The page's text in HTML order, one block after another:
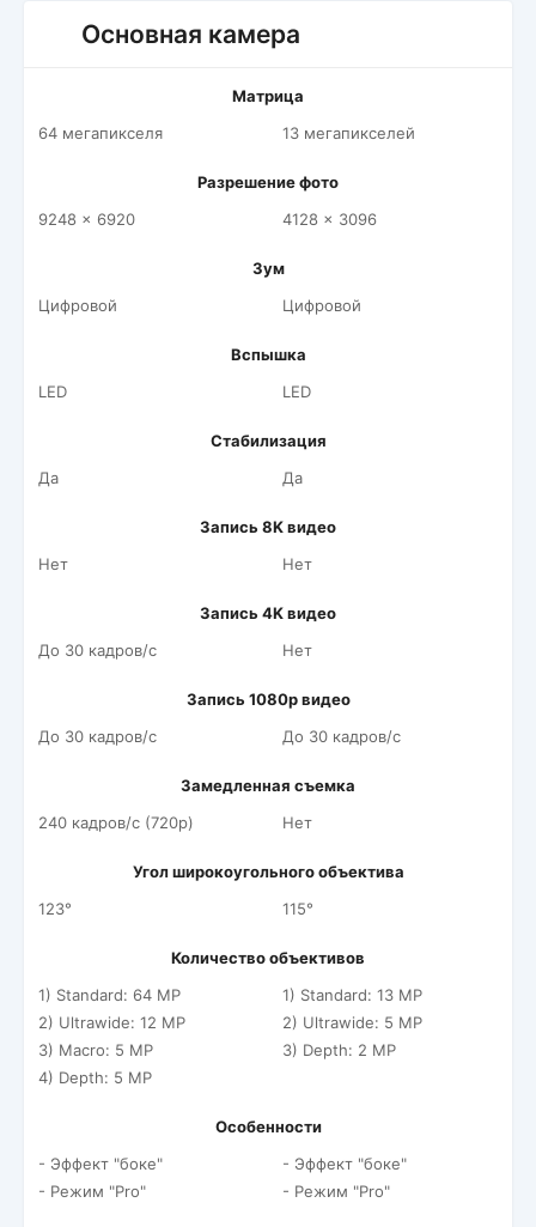
Основная камера
Матрица
64 мегапикселя
13 мегапикселей
Разрешение фото
9248 x 6920
4128 x 3096
Зум
Цифровой
Цифровой
Вспышка
LED
LED
Стабилизация
Да
Да
Запись 8K видео
Нет
Нет
Запись 4K видео
До 30 кадров/c
Нет
Запись 1080p видео
До 30 кадров/c
До 30 кадров/c
Замедленная съемка
240 кадров/c (720p)
Нет
Угол широкоугольного объектива
123°
115°
Количество объективов
1) Standard: 64 MP
2) Ultrawide: 12 MP
3) Macro: 5 MP
4) Depth: 5 MP
1) Standard: 13 MP
2) Ultrawide: 5 MP
3) Depth: 2 MP
Особенности
- Эффект "боке"
- Режим "Pro"
- Эффект "боке"
- Режим "Pro"